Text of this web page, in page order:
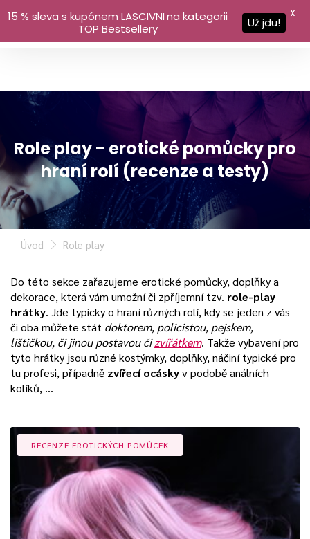
Role play - erotické pomůcky pro
hraní rolí (recenze a testy)
Úvod Role play
Do této sekce zařazujeme erotické pomůcky, doplňky a
dekorace, která vám umožní či zpříjemní tzv. role-play
hrátky. Jde typicky o hraní různých rolí, kdy se jeden z vás
či oba můžete stát doktorem, policistou, pejskem,
lištičkou, či jinou postavou čizvířátkem. Takže vybavení pro
tyto hrátky jsou různé kostýmky, doplňky, náčiní typické pro
tu profesi, případně zvířecí ocáskyv podobě análních
kolíků, …
RECENZE EROTICKÝCH POMŮCEK
15 % sleva s kupónem LASCIVNIna kategorii
TOP Bestsellery
Už jdu!
X